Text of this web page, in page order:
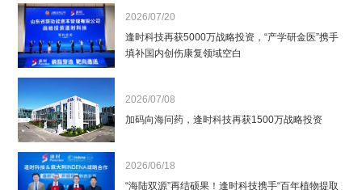
2026/07/20
逢时科技再获5000万战略投资，“产学研金医”携手
填补国内创伤康复领域空白
2026/07/08
加码向海问药，逢时科技再获1500万战略投资
2026/06/18
“海陆双源”再结硕果！逢时科技携手“百年植物提取